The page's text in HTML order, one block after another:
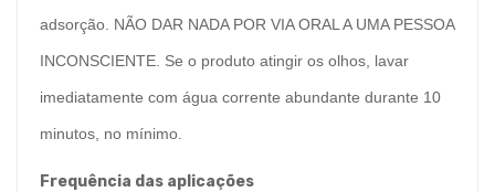
adsorção. NÃO DAR NADA POR VIA ORAL A UMA PESSOA
INCONSCIENTE. Se o produto atingir os olhos, lavar
imediatamente com água corrente abundante durante 10
minutos, no mínimo.
Frequência das aplicações